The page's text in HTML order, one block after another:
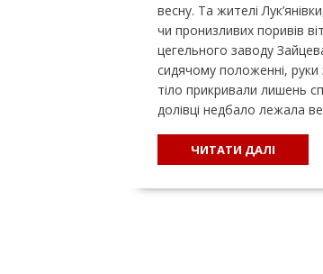
весну. Та жителі
чи пронизливих поривів
цегельного заводу
сидячому положенні,
тіло прикривали лишень
долівці недбало лежала
ЧИТАТИ ДАЛІ